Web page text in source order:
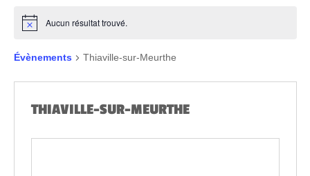
Aucun résultat trouvé.
Évènements Thiaville-sur-Meurthe
THIAVILLE-SUR-MEURTHE